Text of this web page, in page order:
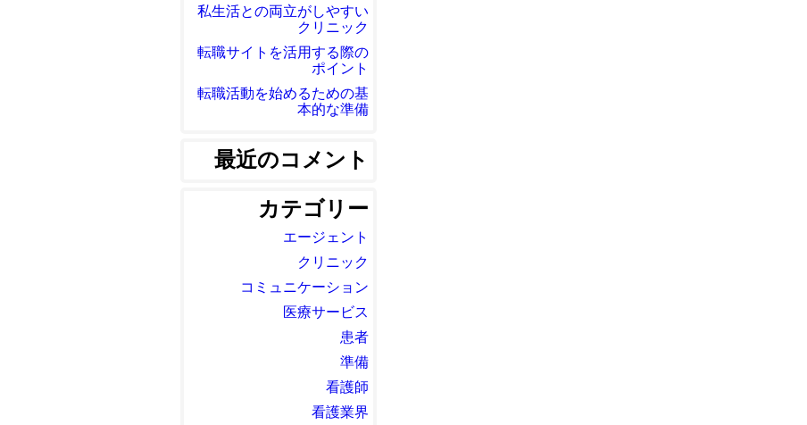
私生活との両立がしやすい
クリニック
転職サイトを活用する際の
ポイント
転職活動を始めるための基
本的な準備
最近のコメント
カテゴリー
エージェント
クリニック
コミュニケーション
医療サービス
患者
準備
看護師
看護業界